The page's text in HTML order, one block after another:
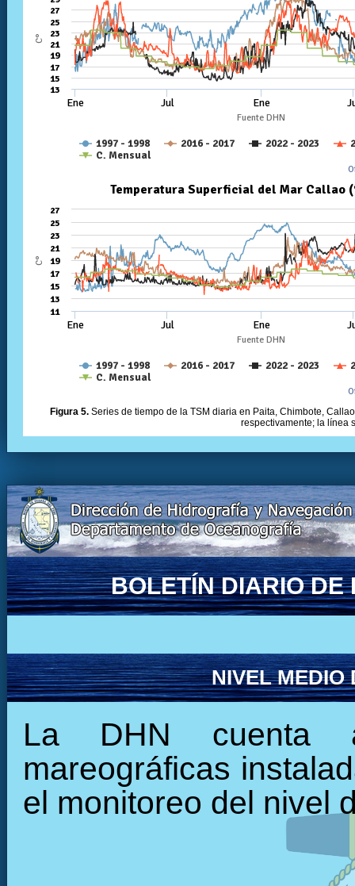
Figura 5. Series de tiempo de la TSM diaria en Paita, Chimbote,
respectivamente; la línea
BOLETÍN DIARIO DE
NIVEL MEDIO
La DHN cuenta
mareográficas
el monitoreo del nivel